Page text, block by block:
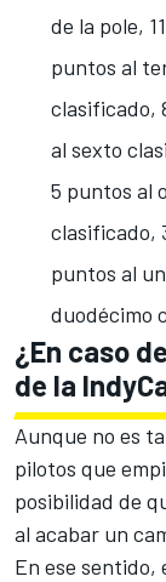
de la pole,
puntos al
clasificado,
al sexto
5 puntos al
clasificado,
puntos al
duodécimo
¿En caso
de la
Aunque no es
pilotos que
posibilidad de
al acabar un
En ese sentido,